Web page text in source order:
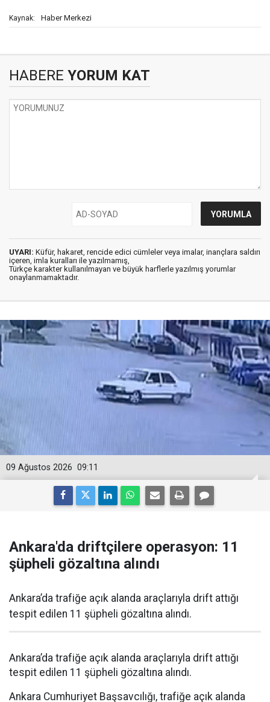
Kaynak: Haber Merkezi
HABERE YORUM KAT
UYARI: Küfür, hakaret, rencide edici cümleler veya imalar, inançlara saldırı
içeren, imla kuralları ile yazılmamış,
Türkçe karakter kullanılmayan ve büyük harflerle yazılmış yorumlar
onaylanmamaktadır.
09:11
09 Ağustos 2026
Ankara'da driftçilere operasyon: 11
şüpheli gözaltına alındı
Ankara’da trafiğe açık alanda araçlarıyla drift attığı
tespit edilen 11 şüpheli gözaltına alındı.
Ankara’da trafiğe açık alanda araçlarıyla drift attığı
tespit edilen 11 şüpheli gözaltına alındı.
Ankara Cumhuriyet Başsavcılığı, trafiğe açık alanda